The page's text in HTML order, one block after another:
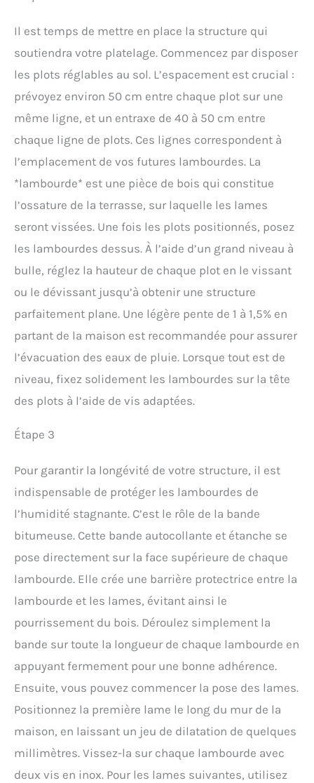
Il est temps de mettre en place la structure qui
soutiendra votre platelage. Commencez par disposer
les plots réglables au sol. L’espacement est crucial :
prévoyez environ 50 cm entre chaque plot sur une
même ligne, et un entraxe de 40 à 50 cm entre
chaque ligne de plots. Ces lignes correspondent à
l’emplacement de vos futures lambourdes. La
*lambourde* est une pièce de bois qui constitue
l’ossature de la terrasse, sur laquelle les lames
seront vissées. Une fois les plots positionnés, posez
les lambourdes dessus. À l’aide d’un grand niveau à
bulle, réglez la hauteur de chaque plot en le vissant
ou le dévissant jusqu’à obtenir une structure
parfaitement plane. Une légère pente de 1 à 1,5% en
partant de la maison est recommandée pour assurer
l’évacuation des eaux de pluie. Lorsque tout est de
niveau, fixez solidement les lambourdes sur la tête
des plots à l’aide de vis adaptées.
Étape 3
Pour garantir la longévité de votre structure, il est
indispensable de protéger les lambourdes de
l’humidité stagnante. C’est le rôle de la bande
bitumeuse. Cette bande autocollante et étanche se
pose directement sur la face supérieure de chaque
lambourde. Elle crée une barrière protectrice entre la
lambourde et les lames, évitant ainsi le
pourrissement du bois. Déroulez simplement la
bande sur toute la longueur de chaque lambourde en
appuyant fermement pour une bonne adhérence.
Ensuite, vous pouvez commencer la pose des lames.
Positionnez la première lame le long du mur de la
maison, en laissant un jeu de dilatation de quelques
millimètres. Vissez-la sur chaque lambourde avec
deux vis en inox. Pour les lames suivantes, utilisez